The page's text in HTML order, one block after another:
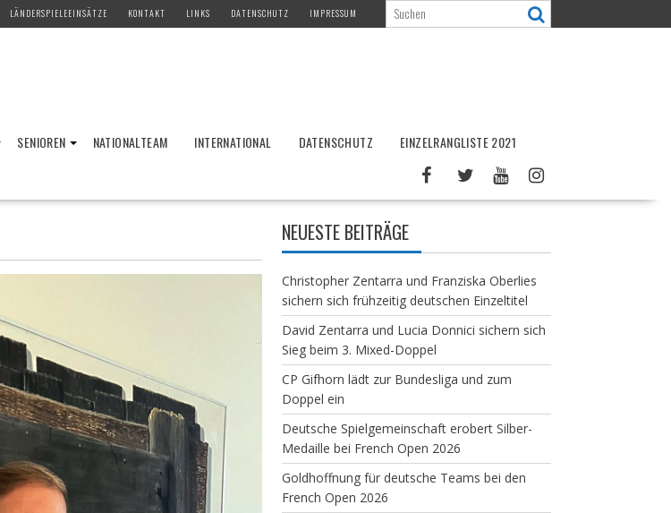
LÄNDERSPIELEEINSÄTZE KONTAKT LINKS DATENSCHUTZ IMPRESSUM
SENIOREN NATIONALTEAM INTERNATIONAL DATENSCHUTZ EINZELRANGLISTE 2021
NEUESTE BEITRÄGE
Christopher Zentarra und Franziska Oberlies
sichern sich frühzeitig deutschen Einzeltitel
David Zentarra und Lucia Donnici sichern sich
Sieg beim 3. Mixed-Doppel
CP Gifhorn lädt zur Bundesliga und zum
Doppel ein
Deutsche Spielgemeinschaft erobert Silber-
Medaille bei French Open 2026
Goldhoffnung für deutsche Teams bei den
French Open 2026